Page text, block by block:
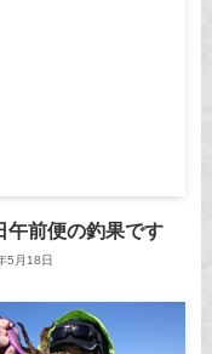
午前便の釣果です
5月18日